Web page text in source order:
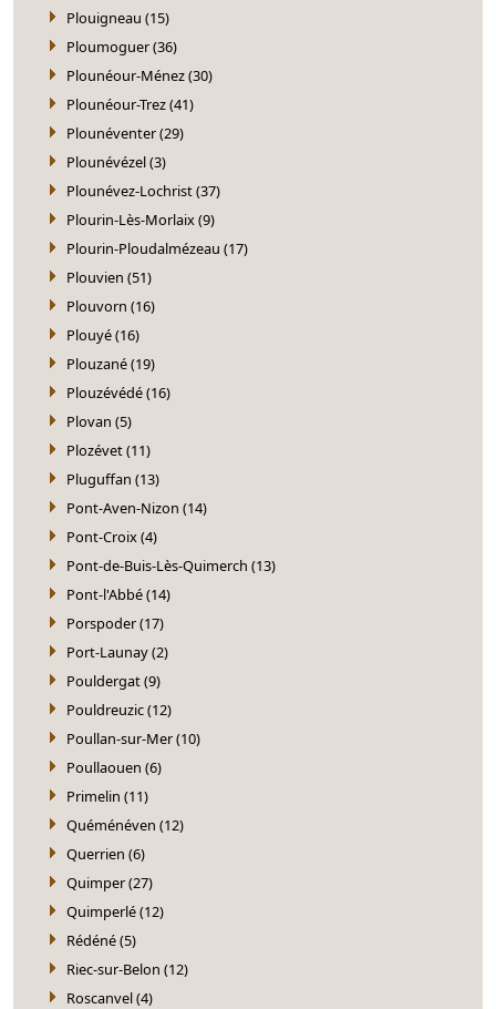
Plouigneau (15)
Ploumoguer (36)
Plounéour-Ménez (30)
Plounéour-Trez (41)
Plounéventer (29)
Plounévézel (3)
Plounévez-Lochrist (37)
Plourin-Lès-Morlaix (9)
Plourin-Ploudalmézeau (17)
Plouvien (51)
Plouvorn (16)
Plouyé (16)
Plouzané (19)
Plouzévédé (16)
Plovan (5)
Plozévet (11)
Pluguffan (13)
Pont-Aven-Nizon (14)
Pont-Croix (4)
Pont-de-Buis-Lès-Quimerch (13)
Pont-l'Abbé (14)
Porspoder (17)
Port-Launay (2)
Pouldergat (9)
Pouldreuzic (12)
Poullan-sur-Mer (10)
Poullaouen (6)
Primelin (11)
Quéménéven (12)
Querrien (6)
Quimper (27)
Quimperlé (12)
Rédéné (5)
Riec-sur-Belon (12)
Roscanvel (4)